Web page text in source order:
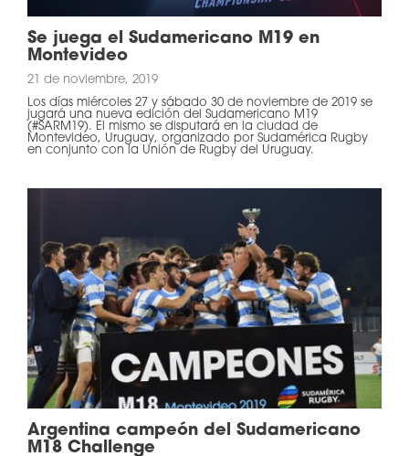
Se juega el Sudamericano M19 en
Montevideo
21 de noviembre, 2019
Los días miércoles 27 y sábado 30 de noviembre de 2019 se
jugará una nueva edición del Sudamericano M19
(#SARM19). El mismo se disputará en la ciudad de
Montevideo, Uruguay, organizado por Sudamérica Rugby
en conjunto con la Unión de Rugby del Uruguay.
Argentina campeón del Sudamericano
M18 Challenge